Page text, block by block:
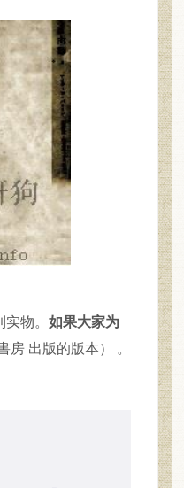
物。 如果大家为
出版的版本） 。